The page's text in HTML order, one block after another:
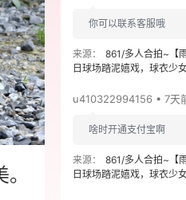
你可以联系客服哦
来源：
861/多人合拍~【
日球场踏泥嬉戏，球衣少
u410322994156 • 7天
啥时开通支付宝啊
来源：
861/多人合拍~【
日球场踏泥嬉戏，球衣少